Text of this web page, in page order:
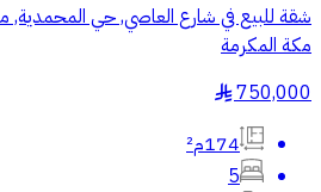
شقة للبيع في شارع العاصي, حي المحمدية,
مكة المكرمة
750,000
§
174م²
5